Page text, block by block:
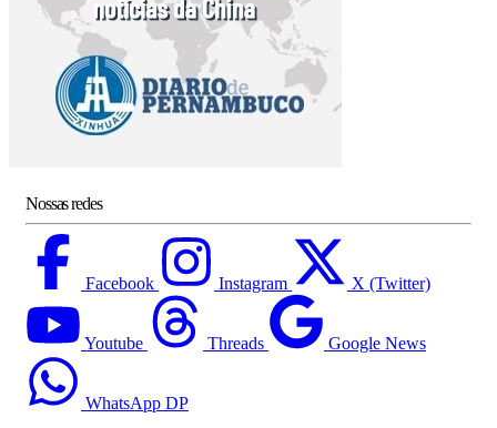
Nossas redes
Facebook Instagram X (Twitter)
Youtube Threads Google News
WhatsApp DP